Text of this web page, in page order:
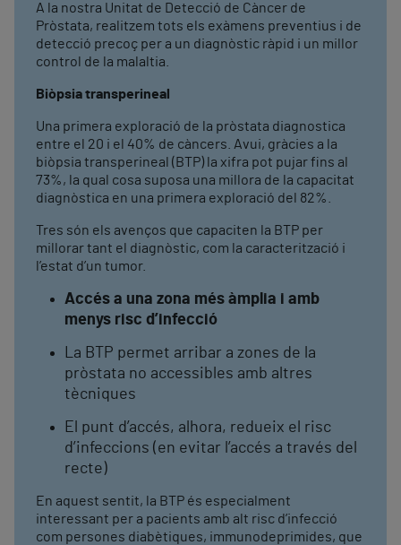
A la nostra Unitat de Detecció de Càncer de
Pròstata, realitzem tots els exàmens preventius i de
detecció precoç per a un diagnòstic ràpid i un millor
control de la malaltia.
Biòpsia transperineal
Una primera exploració de la pròstata diagnostica
entre el 20 i el 40% de càncers. Avui, gràcies a la
biòpsia transperineal (BTP) la xifra pot pujar fins al
73%, la qual cosa suposa una millora de la capacitat
diagnòstica en una primera exploració del 82%.
Tres són els avenços que capaciten la BTP per
millorar tant el diagnòstic, com la caracterització i
l’estat d’un tumor.
Accés a una zona més àmplia i amb
menys risc d’infecció
La BTP permet arribar a zones de la
pròstata no accessibles amb altres
tècniques
El punt d’accés, alhora, redueix el risc
d’infeccions (en evitar l’accés a través del
recte)
En aquest sentit, la BTP és especialment
interessant per a pacients amb alt risc d’infecció
com persones diabètiques, immunodeprimides, que